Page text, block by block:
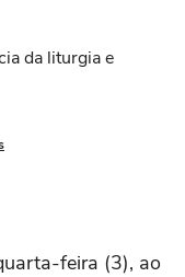
da liturgia e
feira (3), ao